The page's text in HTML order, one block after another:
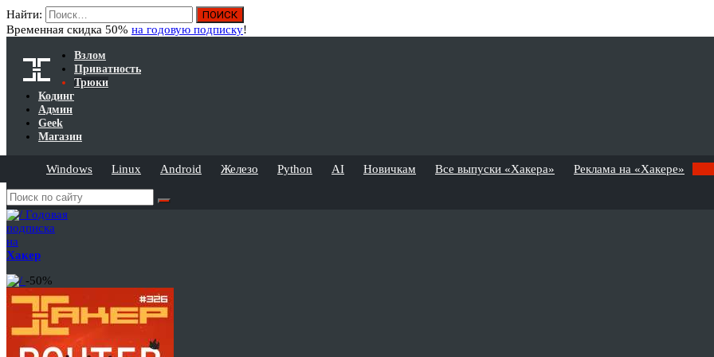
Найти:
Временная скидка 50% на годовую подписку!
Взлом
Приватность
Трюки
Кодинг
Админ
Geek
Магазин
Windows Linux Android Железо Python AI Новичкам Все выпуски «Хакера» Реклама на «Хакере»
Годовая
подписка
на
Хакер
-50%